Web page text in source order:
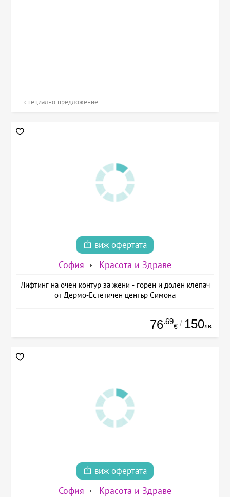
специално предложение
виж офертата
София Красота и Здраве
Лифтинг на очен контур за жени - горен и долен клепач
от Дермо-Естетичен център Симона
76.69
€ / 150лв.
виж офертата
София Красота и Здраве